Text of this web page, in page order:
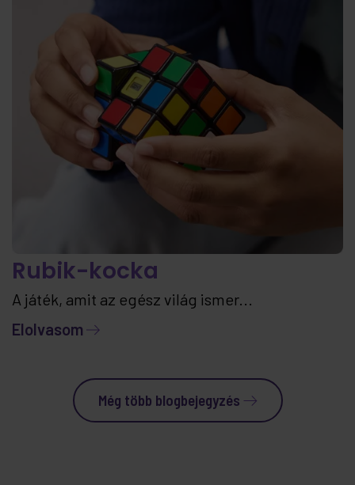
Rubik-kocka
A játék, amit az egész világ ismer...
Elolvasom
Még több blogbejegyzés